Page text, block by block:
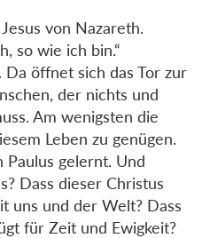
von Nazareth.
so wie ich bin.“
Da öffnet sich das Tor zur
der nichts und
Am wenigsten die
Leben zu genügen.
gelernt. Und
Dass dieser Christus
uns und der Welt? Dass
für Zeit und Ewigkeit?